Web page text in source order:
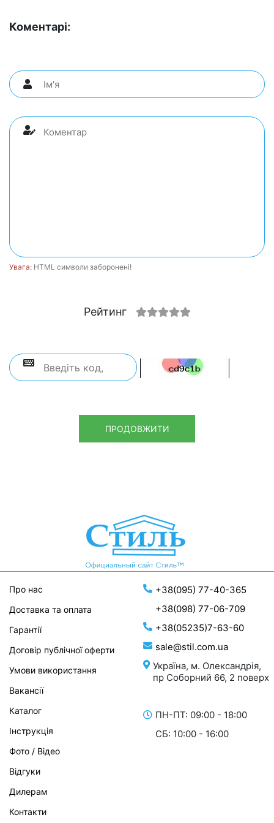
Коментарі:
Увага: HTML символи заборонені!
Рейтинг
ПРОДОВЖИТИ
+38(095) 77-40-365
+38(098) 77-06-709
+38(05235)7-63-60
sale@stil.com.ua
Україна, м. Олександрія,
пр Соборний 66, 2 поверх
ПН-ПТ: 09:00 - 18:00
СБ: 10:00 - 16:00
Про нас
Доставка та оплата
Гарантії
Договір публічної оферти
Умови використання
Вакансії
Каталог
Інструкція
Фото / Відео
Відгуки
Дилерам
Контакти